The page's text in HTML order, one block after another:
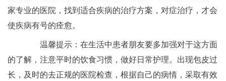
家专业的医院，找到适合疾病的治疗方案，对症治疗，才会
使疾病有号的痊愈。
温馨提示：在生活中患者朋友要多加强对于这方面
的了解，注意平时的饮食习惯，做好日常护理。出现包皮过
长，及时的去正规的医院检查，根据自己的病情，采取有效